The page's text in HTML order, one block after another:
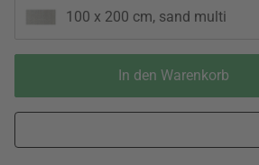
100 x 200 cm, sand multi
In den Warenkorb